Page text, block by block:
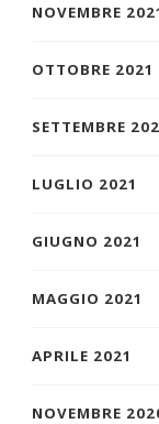
NOVEMBRE
OTTOBRE 2021
SETTEMBRE
LUGLIO 2021
GIUGNO 2021
MAGGIO 2021
APRILE 2021
NOVEMBRE